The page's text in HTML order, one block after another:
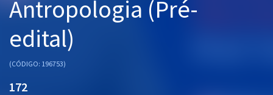
Aprovados
Antropologia (Pré-
edital)
(CÓDIGO: 196753)
172